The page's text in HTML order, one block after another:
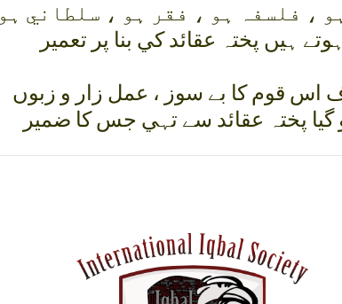
، فلسفہ ہو ، فقر ہو ، سلطاني ہو
ہوتے ہيں پختہ عقائد کي بنا پر تعمير
اس قوم کا بے سوز ، عمل زار و زبوں
گيا پختہ عقائد سے تہي جس کا ضمير